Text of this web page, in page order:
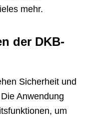
mehr.
der DKB-
Sicherheit und
Anwendung
um